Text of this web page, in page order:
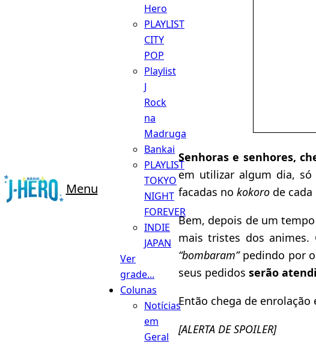
Menu
Hero
PLAYLIST
CITY
POP
Playlist
J
Rock
na
Madruga
Bankai
PLAYLIST
TOKYO
NIGHT
FOREVER
INDIE
JAPAN
Ver
grade...
Colunas
Notícias
em
Geral
Senhoras e senhores,
em utilizar algum dia,
facadas no kokoro de
Bem, depois de um
mais tristes dos animes.
“bombaram”pedindo por
seus pedidos serão
Então chega de enrolação
[ALERTA DE SPOILER]